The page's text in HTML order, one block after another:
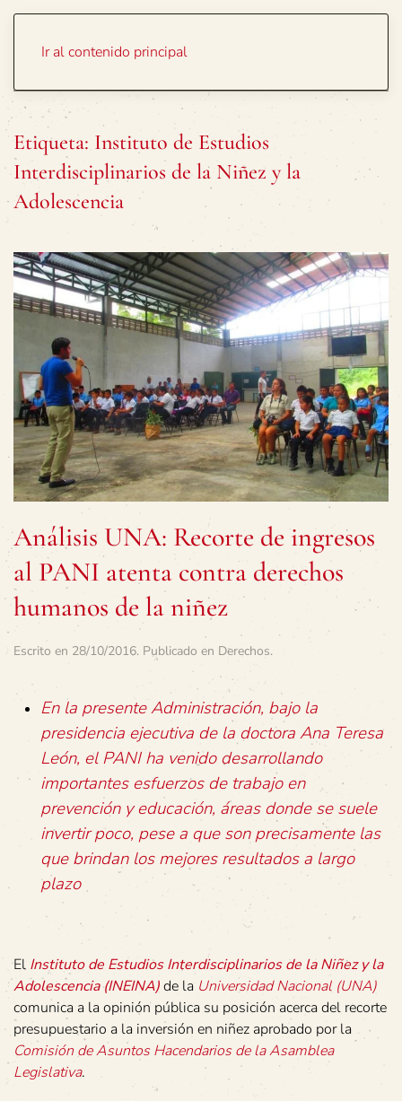
Ir al contenido principal
Etiqueta: Instituto de Estudios
Interdisciplinarios de la Niñez y la
Adolescencia
Análisis UNA: Recorte de ingresos
al PANI atenta contra derechos
humanos de la niñez
Escrito en 28/10/2016. Publicado en Derechos.
En la presente Administración, bajo la
presidencia ejecutiva de la doctora Ana Teresa
León, el PANI ha venido desarrollando
importantes esfuerzos de trabajo en
prevención y educación, áreas donde se suele
invertir poco, pese a que son precisamente las
que brindan los mejores resultados a largo
plazo
El Instituto de Estudios Interdisciplinarios de la Niñez y la
Adolescencia (INEINA)de la Universidad Nacional (UNA)
comunica a la opinión pública su posición acerca del recorte
presupuestario a la inversión en niñez aprobado por la
Comisión de Asuntos Hacendarios de la Asamblea
Legislativa.